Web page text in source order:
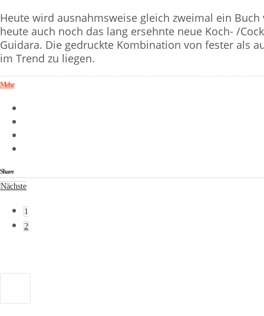
Heute wird ausnahmsweise gleich zweimal ein
heute auch noch das lang ersehnte neue Koch- /
Guidara. Die gedruckte Kombination von fester als
im Trend zu liegen.
Mehr
Share
Nächste
1
2